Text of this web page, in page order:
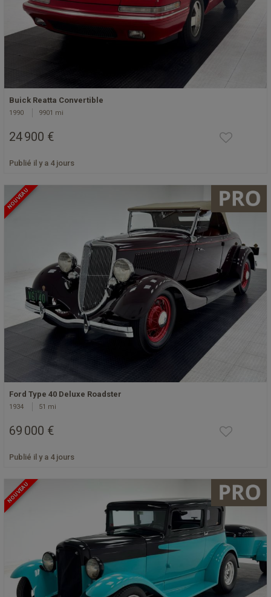
Buick Reatta Convertible
1990 9901 mi
24 900 €
Publié il y a 4 jours
NOUVEAU
Ford Type 40 Deluxe Roadster
1934 51 mi
69 000 €
Publié il y a 4 jours
NOUVEAU